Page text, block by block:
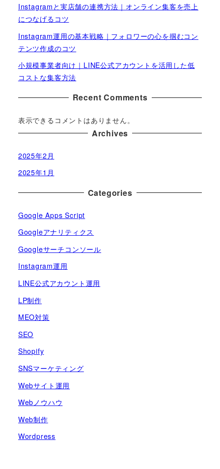
Instagramと実店舗の連携方法｜オンライン集客を売上
につなげるコツ
Instagram運用の基本戦略｜フォロワーの心を掴むコン
テンツ作成のコツ
小規模事業者向け｜LINE公式アカウントを活用した低
コストな集客方法
Recent Comments
表示できるコメントはありません。
Archives
2025年2月
2025年1月
Categories
Google Apps Script
Googleアナリティクス
Googleサーチコンソール
Instagram運用
LINE公式アカウント運用
LP制作
MEO対策
SEO
Shopify
SNSマーケティング
Webサイト運用
Webノウハウ
Web制作
Wordpress